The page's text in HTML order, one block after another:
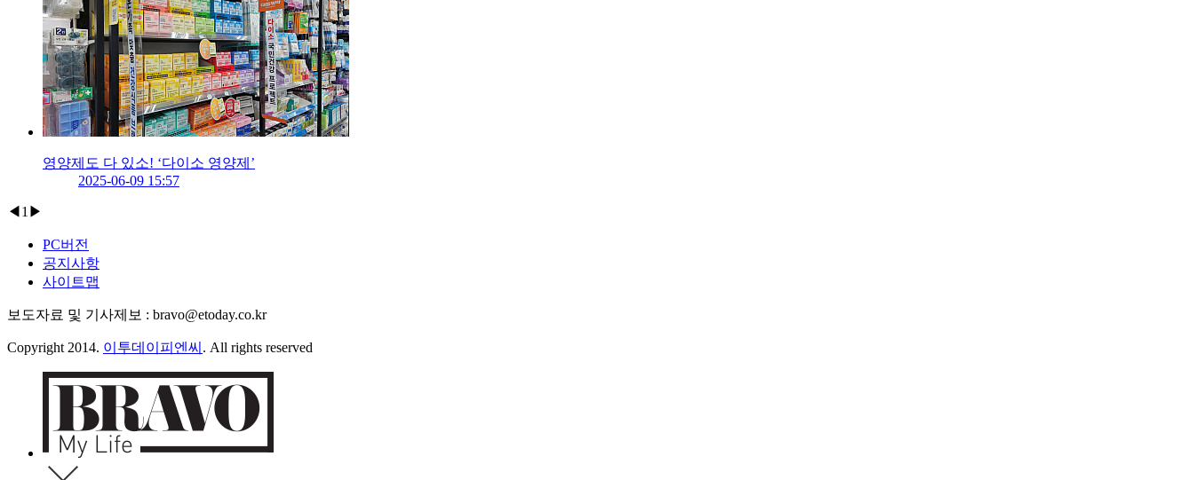
영양제도 다 있소! ‘다이소 영양제’
2025-06-09 15:57
◀ 1 ▶
PC버전
공지사항
사이트맵
보도자료 및 기사제보 : bravo@etoday.co.kr
Copyright 2014. 이투데이피엔씨 . All rights reserved